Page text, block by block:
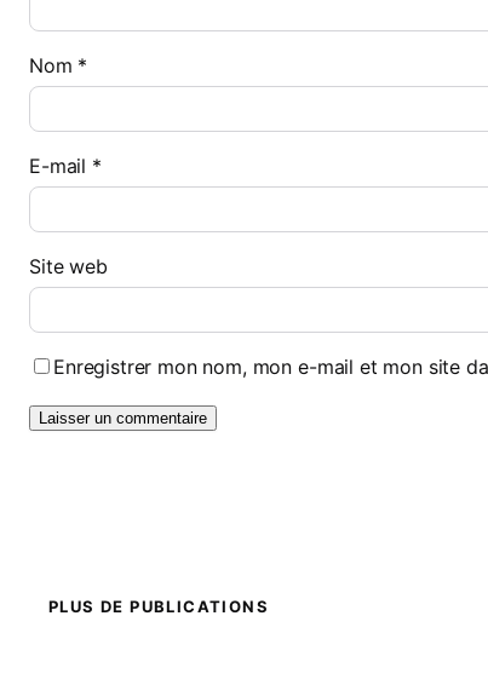
Nom *
E-mail *
Site web
Enregistrer mon nom, mon e-mail et mon site
PLUS DE PUBLICATIONS